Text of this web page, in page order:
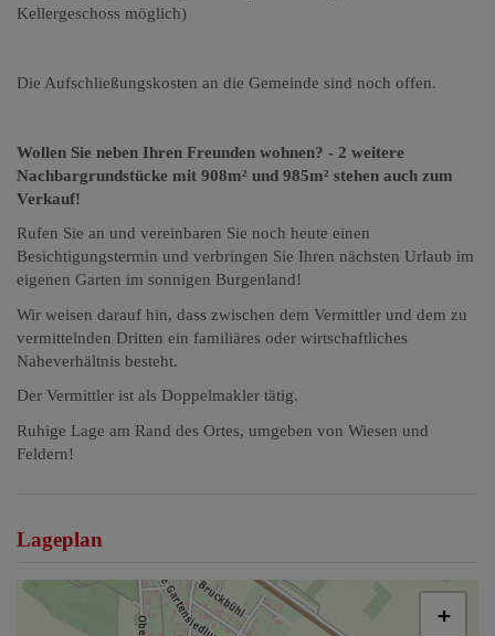
Kellergeschoss möglich)
Die Aufschließungskosten an die Gemeinde sind noch offen.
Wollen Sie neben Ihren Freunden wohnen? - 2 weitere
Nachbargrundstücke mit 908m² und 985m² stehen auch zum
Verkauf!
Rufen Sie an und vereinbaren Sie noch heute einen
Besichtigungstermin und verbringen Sie Ihren nächsten Urlaub im
eigenen Garten im sonnigen Burgenland!
Wir weisen darauf hin, dass zwischen dem Vermittler und dem zu
vermittelnden Dritten ein familiäres oder wirtschaftliches
Naheverhältnis besteht.
Der Vermittler ist als Doppelmakler tätig.
Ruhige Lage am Rand des Ortes, umgeben von Wiesen und
Feldern!
Lageplan
+